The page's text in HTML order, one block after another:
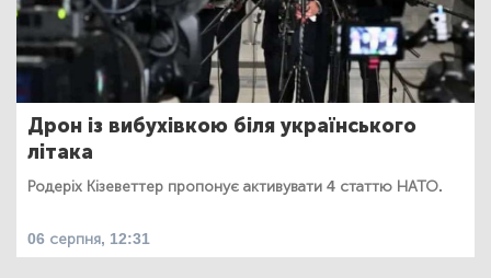
Дрон із вибухівкою біля українського
літака
Родеріх Кізеветтер пропонує активувати 4 статтю НАТО.
06 серпня, 12:31